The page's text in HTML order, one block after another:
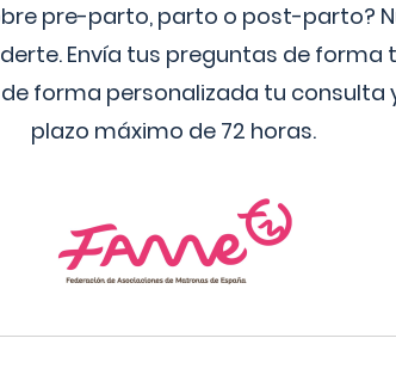
pre-parto, parto o post-parto?
Envía tus preguntas de
forma personalizada tu consulta
plazo máximo de 72 horas.